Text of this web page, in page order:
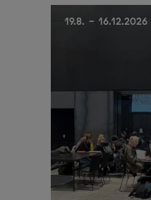
19.8. - 16.12.2026